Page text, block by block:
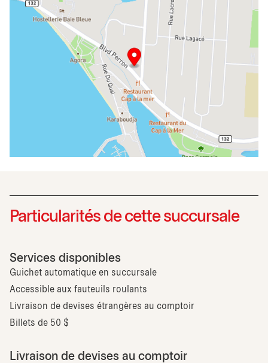
Particularités de cette succursale
Services disponibles
Guichet automatique en succursale
Accessible aux fauteuils roulants
Livraison de devises étrangères au comptoir
Billets de 50 $
Livraison de devises au comptoir